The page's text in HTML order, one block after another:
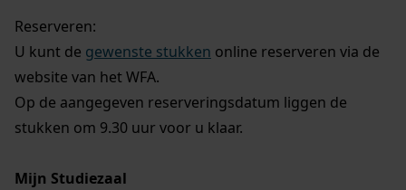
Reserveren:
U kunt de gewenste stukken online reserveren via de
website van het WFA.
Op de aangegeven reserveringsdatum liggen de
stukken om 9.30 uur voor u klaar.
Mijn Studiezaal